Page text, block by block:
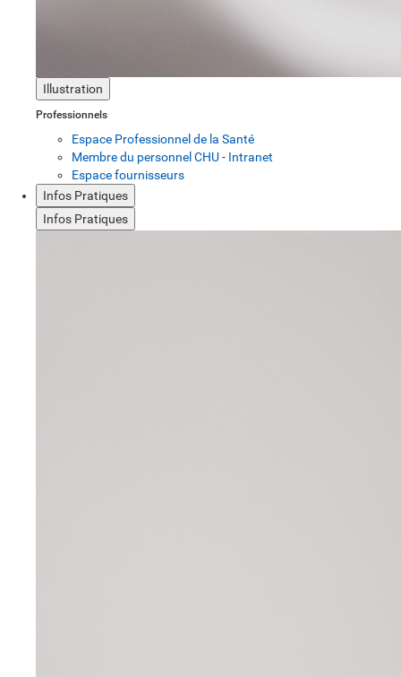
Illustration
Professionnels
Espace Professionnel de la Santé
Membre du personnel CHU - Intranet
Espace fournisseurs
Infos Pratiques
Infos Pratiques